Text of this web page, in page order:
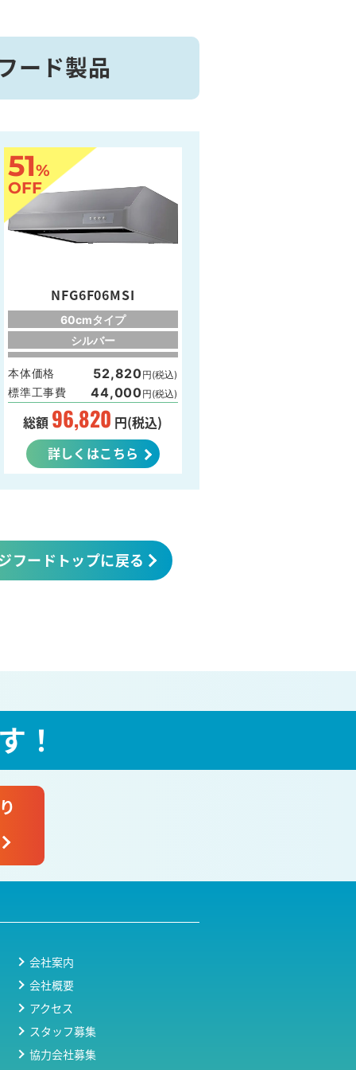
ード製品
51%
OFF
NFG6F06MSI
60cmタイプ
シルバー
本体価格 52,820円(税込)
標準工事費 44,000円(税込)
総額 96,820 円(税込)
詳しくはこちら
フードトップに戻る
！
会社案内
会社概要
アクセス
スタッフ募集
協力会社募集